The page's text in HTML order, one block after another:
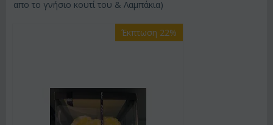
απο το γνήσιο κουτί του & Λαμπάκια)
Έκπτωση 22%